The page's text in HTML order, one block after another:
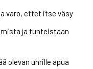
varo, ettet itse väsy
ja tunteistaan
olevan uhrille apua